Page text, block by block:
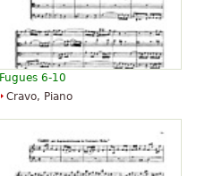
Fugues 6-10
Cravo, Piano